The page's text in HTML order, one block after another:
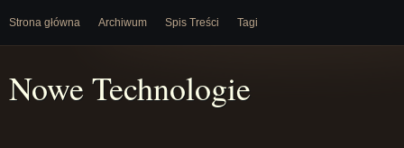
Strona główna Archiwum Spis Treści Tagi
Nowe Technologie